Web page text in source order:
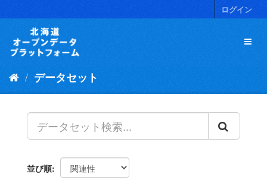
キ
ログイン
データセット
並び順